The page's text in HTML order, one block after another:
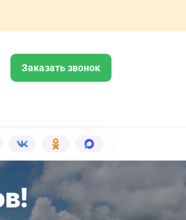
Заказать звонок